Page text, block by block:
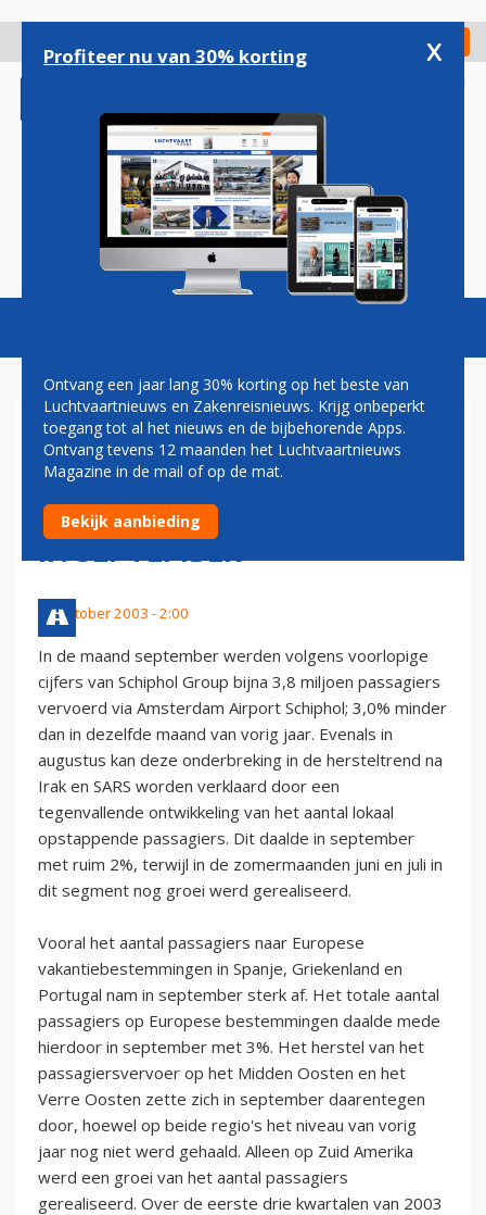
gaan
Check in
Magazine Podcasts Vacatures
HERSTEL
PASSAGIERSVERVOER
SCHIPHOL STAGNEERT OOK
IN SEPTEMBER
10 oktober 2003 - 2:00
In de maand september werden volgens voorlopige
cijfers van Schiphol Group bijna 3,8 miljoen passagiers
vervoerd via Amsterdam Airport Schiphol; 3,0% minder
dan in dezelfde maand van vorig jaar. Evenals in
augustus kan deze onderbreking in de hersteltrend na
Irak en SARS worden verklaard door een
tegenvallende ontwikkeling van het aantal lokaal
opstappende passagiers. Dit daalde in september
met ruim 2%, terwijl in de zomermaanden juni en juli in
dit segment nog groei werd gerealiseerd.
Vooral het aantal passagiers naar Europese
vakantiebestemmingen in Spanje, Griekenland en
Portugal nam in september sterk af. Het totale aantal
passagiers op Europese bestemmingen daalde mede
hierdoor in september met 3%. Het herstel van het
passagiersvervoer op het Midden Oosten en het
Verre Oosten zette zich in september daarentegen
door, hoewel op beide regio's het niveau van vorig
jaar nog niet werd gehaald. Alleen op Zuid Amerika
werd een groei van het aantal passagiers
gerealiseerd. Over de eerste drie kwartalen van 2003
Profiteer nu van 30% korting x
Ontvang een jaar lang 30% korting op het beste van
Luchtvaartnieuws en Zakenreisnieuws. Krijg onbeperkt
toegang tot al het nieuws en de bijbehorende Apps.
Ontvang tevens 12 maanden het Luchtvaartnieuws
Magazine in de mail of op de mat.
Bekijk aanbieding